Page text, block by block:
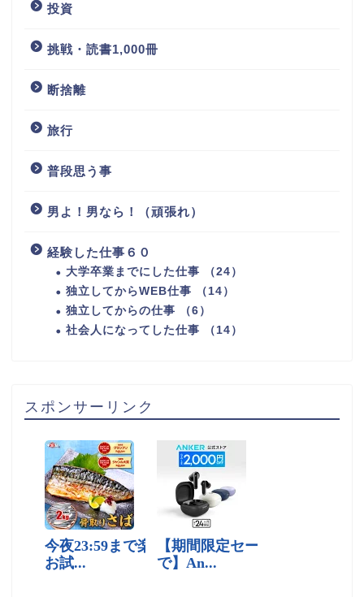
投資
挑戦・読書1,000冊
断捨離
旅行
普段思う事
男よ！男なら！（頑張れ）
経験した仕事６０
大学卒業までにした仕事 （24）
独立してからWEB仕事 （14）
独立してからの仕事 （6）
社会人になってした仕事 （14）
スポンサーリンク